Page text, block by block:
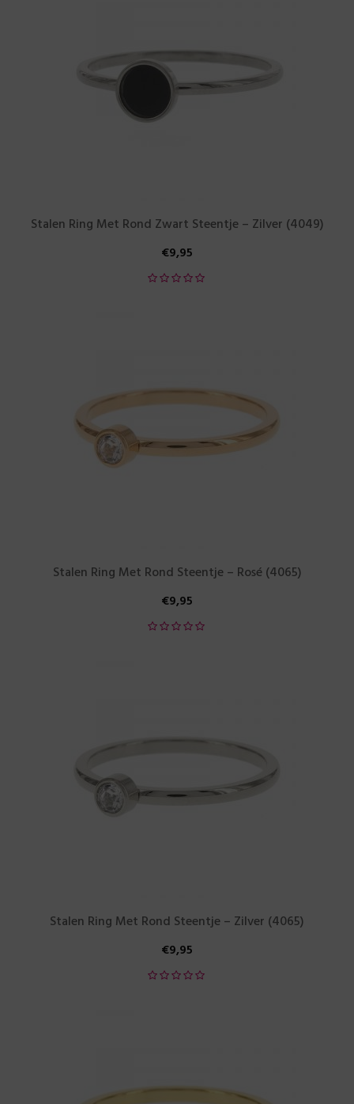
Stalen Ring Met Rond Zwart Steentje – Zilver (4049)
€9,95
Stalen Ring Met Rond Steentje – Rosé (4065)
€9,95
Stalen Ring Met Rond Steentje – Zilver (4065)
€9,95